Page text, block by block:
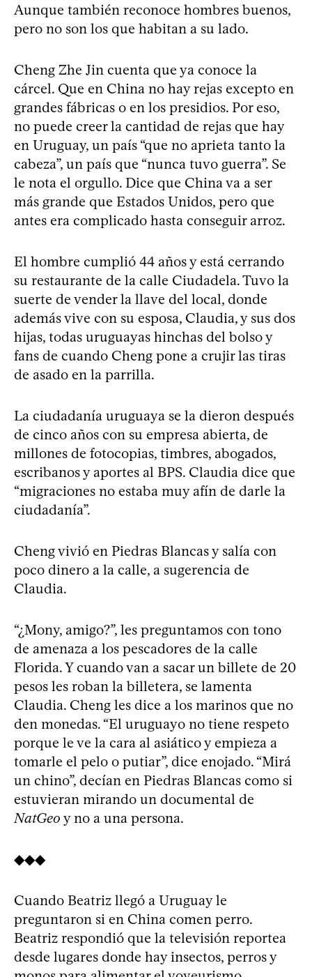
Aunque también reconoce hombres buenos,
pero no son los que habitan a su lado.
Cheng Zhe Jin cuenta que ya conoce la
cárcel. Que en China no hay rejas excepto en
grandes fábricas o en los presidios. Por eso,
no puede creer la cantidad de rejas que hay
en Uruguay, un país “que no aprieta tanto la
cabeza”, un país que “nunca tuvo guerra”. Se
le nota el orgullo. Dice que China va a ser
más grande que Estados Unidos, pero que
antes era complicado hasta conseguir arroz.
El hombre cumplió 44 años y está cerrando
su restaurante de la calle Ciudadela. Tuvo la
suerte de vender la llave del local, donde
además vive con su esposa, Claudia, y sus dos
hijas, todas uruguayas hinchas del bolso y
fans de cuando Cheng pone a crujir las tiras
de asado en la parrilla.
La ciudadanía uruguaya se la dieron después
de cinco años con su empresa abierta, de
millones de fotocopias, timbres, abogados,
escribanos y aportes al BPS. Claudia dice que
“migraciones no estaba muy afín de darle la
ciudadanía”.
Cheng vivió en Piedras Blancas y salía con
poco dinero a la calle, a sugerencia de
Claudia.
“¿Mony, amigo?”, les preguntamos con tono
de amenaza a los pescadores de la calle
Florida. Y cuando van a sacar un billete de 20
pesos les roban la billetera, se lamenta
Claudia. Cheng les dice a los marinos que no
den monedas. “El uruguayo no tiene respeto
porque le ve la cara al asiático y empieza a
tomarle el pelo o putiar”, dice enojado. “Mirá
un chino”, decían en Piedras Blancas como si
estuvieran mirando un documental de
NatGeo y no a una persona.
◆◆◆
Cuando Beatriz llegó a Uruguay le
preguntaron si en China comen perro.
Beatriz respondió que la televisión reportea
desde lugares donde hay insectos, perros y